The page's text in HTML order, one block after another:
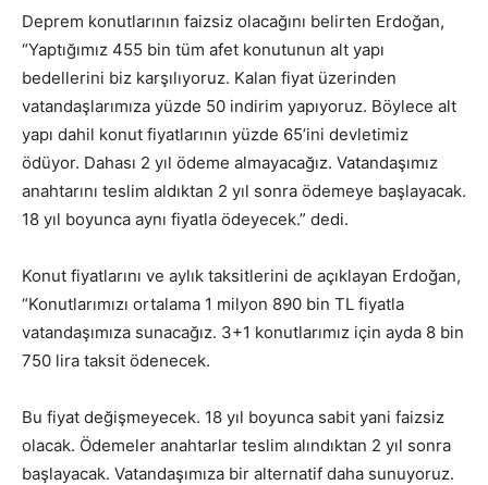
Deprem konutlarının faizsiz olacağını belirten Erdoğan,
“Yaptığımız 455 bin tüm afet konutunun alt yapı
bedellerini biz karşılıyoruz. Kalan fiyat üzerinden
vatandaşlarımıza yüzde 50 indirim yapıyoruz. Böylece alt
yapı dahil konut fiyatlarının yüzde 65’ini devletimiz
ödüyor. Dahası 2 yıl ödeme almayacağız. Vatandaşımız
anahtarını teslim aldıktan 2 yıl sonra ödemeye başlayacak.
18 yıl boyunca aynı fiyatla ödeyecek.” dedi.
Konut fiyatlarını ve aylık taksitlerini de açıklayan Erdoğan,
“Konutlarımızı ortalama 1 milyon 890 bin TL fiyatla
vatandaşımıza sunacağız. 3+1 konutlarımız için ayda 8 bin
750 lira taksit ödenecek.
Bu fiyat değişmeyecek. 18 yıl boyunca sabit yani faizsiz
olacak. Ödemeler anahtarlar teslim alındıktan 2 yıl sonra
başlayacak. Vatandaşımıza bir alternatif daha sunuyoruz.